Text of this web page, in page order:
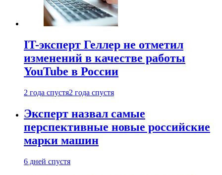
IT-эксперт Геллер не отметил
изменений в качестве работы
YouTube в России
2 года спустя2 года спустя
Эксперт назвал самые
перспективные новые российские
марки машин
6 дней спустя